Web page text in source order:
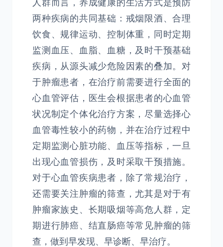
人群而言，养成健康的生活方式是预防
两种疾病的共同基础：戒烟限酒、合理
饮食、规律运动、控制体重，同时定期
监测血压、血脂、血糖，及时干预基础
疾病，从源头减少危险因素的叠加。对
于肿瘤患者，在治疗前需要进行全面的
心血管评估，医生会根据患者的心血管
状况制定个体化治疗方案，尽量选择心
血管毒性较小的药物，并在治疗过程中
定期监测心脏功能、血压等指标，一旦
出现心血管损伤，及时采取干预措施。
对于心血管疾病患者，除了常规治疗，
还需要关注肿瘤的筛查，尤其是对于有
肿瘤家族史、长期吸烟等高危人群，定
期进行肺癌、结直肠癌等常见肿瘤的筛
查，做到早发现、早诊断、早治疗。